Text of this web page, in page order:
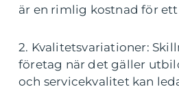
är en rimlig kostnad för
2. Kvalitetsvariationer:
företag när det gäller
och servicekvalitet kan